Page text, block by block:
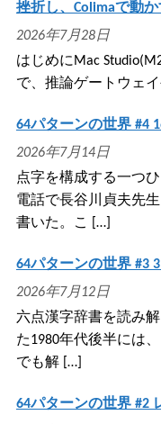
挫折し、Colimaで動
2026年7月28日
はじめにMac
で、推論ゲートウェ
64パターンの世界 #4
2026年7月14日
点字を構成する一つ
電話で長谷川貞夫先
書いた。こ […]
64パターンの世界 #3
2026年7月12日
六点漢字辞書を読み
た1980年代後半には
でも解 […]
64パターンの世界 #2